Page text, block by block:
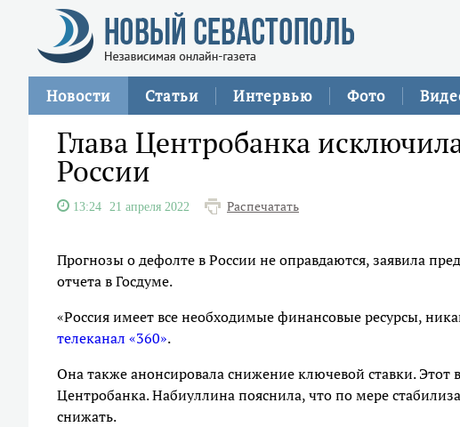
Новости Статьи Интервью Фото
Глава Центробанка
России
13:24 21 апреля 2022 Распечатать
Прогнозы о дефолте в России не оправдаются, заявила
отчета в Госдуме.
«Россия имеет все необходимые финансовые ресурсы,
телеканал «360».
Она также анонсировала снижение ключевой ставки. Этот
Центробанка. Набиуллина пояснила, что по мере
снижать.